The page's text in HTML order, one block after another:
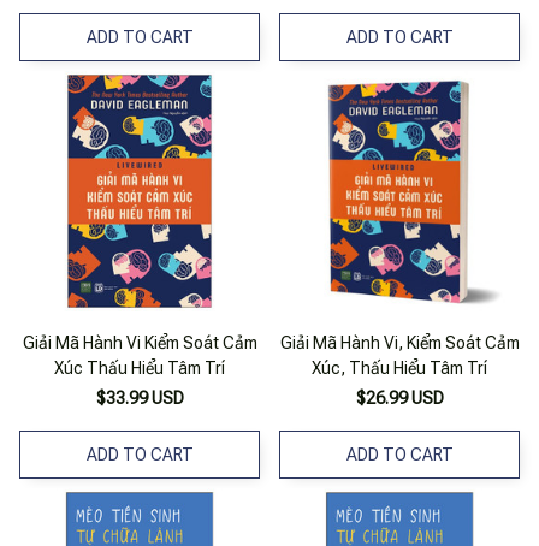
ADD TO CART ADD TO CART
Giải Mã Hành Vi Kiểm Soát Cảm
Xúc Thấu Hiểu Tâm Trí
$33.99 USD
ADD TO CART
Giải Mã Hành Vi, Kiểm Soát Cảm
Xúc, Thấu Hiểu Tâm Trí
$26.99 USD
ADD TO CART